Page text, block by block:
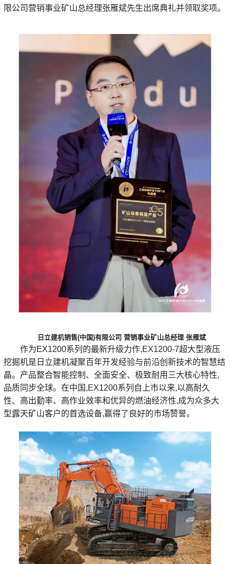
限公司营销事业矿山总经理张雁斌先生出席典礼并领取奖项。
日立建机销售(中国)有限公司 营销事业矿山总经理 张雁斌
作为EX1200系列的最新升级力作,EX1200-7超大型液压
挖掘机是日立建机凝聚百年开发经验与前沿创新技术的智慧结
晶。产品整合智能控制、全面安全、极致耐用三大核心特性,
品质同步全球。在中国,EX1200系列自上市以来,以高耐久
性、高出勤率、高作业效率和优异的燃油经济性,成为众多大
型露天矿山客户的首选设备,赢得了良好的市场赞誉。